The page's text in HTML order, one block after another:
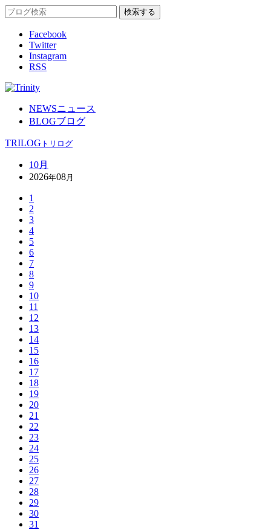
Facebook
Twitter
Instagram
RSS
NEWSニュース
BLOGブログ
TRILOG トリログ
10月
2026年08月
1
2
3
4
5
6
7
8
9
10
11
12
13
14
15
16
17
18
19
20
21
22
23
24
25
26
27
28
29
30
31